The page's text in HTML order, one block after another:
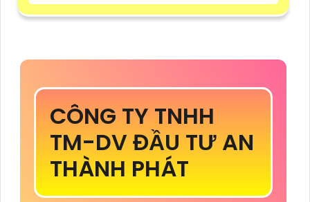
CÔNG TY TNHH
TM-DV ĐẦU TƯ AN
THÀNH PHÁT